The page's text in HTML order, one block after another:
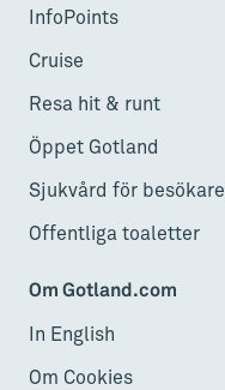
InfoPoints
Cruise
Resa hit & runt
Öppet Gotland
Sjukvård för besökare
Offentliga toaletter
Om Gotland.com
In English
Om Cookies